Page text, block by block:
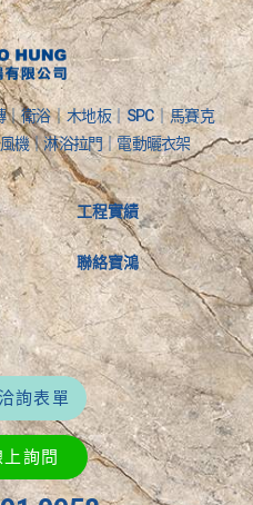
衛浴｜木地板｜SPC｜馬賽克
機｜淋浴拉門｜電動曬衣架
工程實績
聯絡寶鴻
詢表單
上詢問